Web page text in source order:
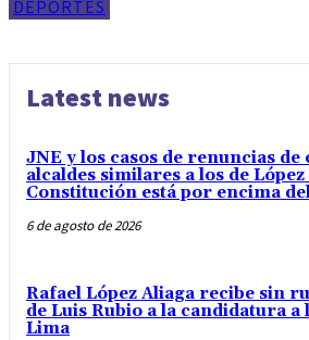
DEPORTES
Latest news
JNE y los casos de renuncias de
alcaldes similares a los de López
Constitución está por encima
6 de agosto de 2026
Rafael López Aliaga recibe sin
de Luis Rubio a la candidatura a
Lima